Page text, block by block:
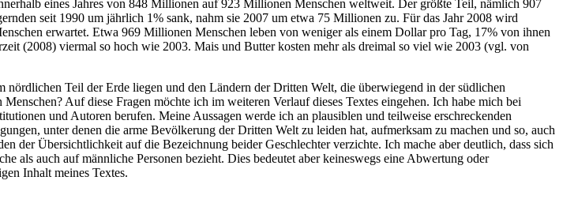
eines Jahres von 848 Millionen auf 923 Millionen Menschen weltweit. Der größte Teil, nämlich 907
seit 1990 um jährlich 1% sank, nahm sie 2007 um etwa 75 Millionen zu. Für das Jahr 2008 wird
erwartet. Etwa 969 Millionen Menschen leben von weniger als einem Dollar pro Tag, 17% von ihnen
(2008) viermal so hoch wie 2003. Mais und Butter kosten mehr als dreimal so viel wie 2003 (vgl. von
Teil der Erde liegen und den Ländern der Dritten Welt, die überwiegend in der südlichen
Auf diese Fragen möchte ich im weiteren Verlauf dieses Textes eingehen. Ich habe mich bei
und Autoren berufen. Meine Aussagen werde ich an plausiblen und teilweise erschreckenden
unter denen die arme Bevölkerung der Dritten Welt zu leiden hat, aufmerksam zu machen und so, auch
der Übersichtlichkeit auf die Bezeichnung beider Geschlechter verzichte. Ich mache aber deutlich, dass sich
als auch auf männliche Personen bezieht. Dies bedeutet aber keineswegs eine Abwertung oder
Inhalt meines Textes.